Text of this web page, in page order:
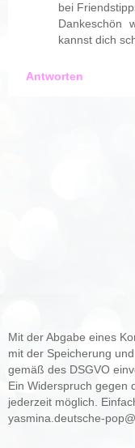
bei
Dankeschön
kannst dich
Antworten
Mit der Abgabe eines
mit der Speicherung
gemäß des DSGVO
Ein Widerspruch gegen
jederzeit möglich.
yasmina.deutsche-